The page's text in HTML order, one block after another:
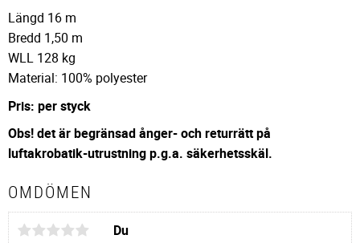
Längd 16 m
Bredd 1,50 m
WLL 128 kg
Material: 100% polyester
Pris: per styck
Obs! det är begränsad ånger- och returrätt på
luftakrobatik-utrustning p.g.a. säkerhetsskäl.
OMDÖMEN
Du